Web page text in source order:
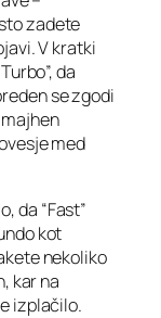
zadete
V kratki
da
se zgodi
med
da “Fast”
kot
nekoliko
kar na
izplačilo.